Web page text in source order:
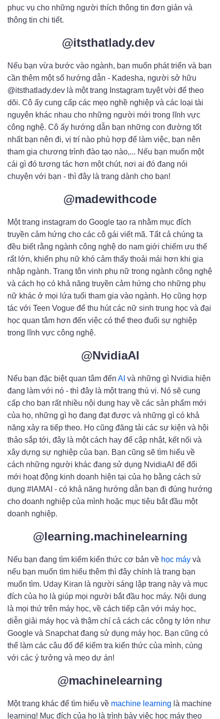
phục vụ cho những người thích thông tin đơn giản và
thông tin chi tiết.
@itsthatlady.dev
Nếu bạn vừa bước vào ngành, bạn muốn phát triển và bạn
cần thêm một số hướng dẫn - Kadesha, người sở hữu
@itsthatlady.dev là một trang Instagram tuyệt vời để theo
dõi. Cô ấy cung cấp các mẹo nghề nghiệp và các loại tài
nguyên khác nhau cho những người mới trong lĩnh vực
công nghệ. Cô ấy hướng dẫn bạn những con đường tốt
nhất bạn nên đi, vị trí nào phù hợp để làm việc, bạn nên
tham gia chương trình đào tạo nào,... Nếu bạn muốn một
cái gì đó tương tác hơn một chút, nơi ai đó đang nói
chuyện với bạn - thì đây là trang dành cho bạn!
@madewithcode
Một trang instagram do Google tạo ra nhằm mục đích
truyền cảm hứng cho các cô gái viết mã. Tất cả chúng ta
đều biết rằng ngành công nghệ do nam giới chiếm ưu thế
rất lớn, khiến phụ nữ khó cảm thấy thoải mái hơn khi gia
nhập ngành. Trang tôn vinh phụ nữ trong ngành công nghệ
và cách họ có khả năng truyền cảm hứng cho những phụ
nữ khác ở mọi lứa tuổi tham gia vào ngành. Họ cũng hợp
tác với Teen Vogue để thu hút các nữ sinh trung học và đại
học quan tâm hơn đến việc có thể theo đuổi sự nghiệp
trong lĩnh vực công nghệ.
@NvidiaAI
Nếu bạn đặc biệt quan tâm đến AI và những gì Nvidia hiện
đang làm với nó - thì đây là một trang thú vị. Nó sẽ cung
cấp cho bạn rất nhiều nội dung hay về các sản phẩm mới
của họ, những gì họ đang đạt được và những gì có khả
năng xảy ra tiếp theo. Họ cũng đăng tải các sự kiện và hội
thảo sắp tới, đây là một cách hay để cập nhật, kết nối và
xây dựng sự nghiệp của bạn. Bạn cũng sẽ tìm hiểu về
cách những người khác đang sử dụng NvidiaAI để đổi
mới hoạt động kinh doanh hiện tại của họ bằng cách sử
dụng #IAMAI - có khả năng hướng dẫn bạn đi đúng hướng
cho doanh nghiệp của mình hoặc mục tiêu bắt đầu một
doanh nghiệp.
@learning.machinelearning
Nếu bạn đang tìm kiếm kiến ​​thức cơ bản về học máy và
nếu bạn muốn tìm hiểu thêm thì đây chính là trang bạn
muốn tìm. Uday Kiran là người sáng lập trang này và mục
đích của họ là giúp mọi người bắt đầu học máy. Nội dung
là mọi thứ trên máy học, về cách tiếp cận với máy học,
diễn giải máy học và thậm chí cả cách các công ty lớn như
Google và Snapchat đang sử dụng máy học. Bạn cũng có
thể làm các câu đố để kiểm tra kiến ​​thức của mình, cùng
với các ý tưởng và mẹo dự án!
@machinelearning
Một trang khác để tìm hiểu về machine learning là machine
learning! Mục đích của họ là trình bày việc học máy theo